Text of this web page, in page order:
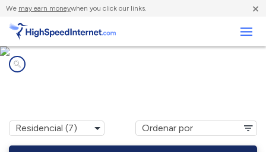
We may earn moneywhen you click our links. ×